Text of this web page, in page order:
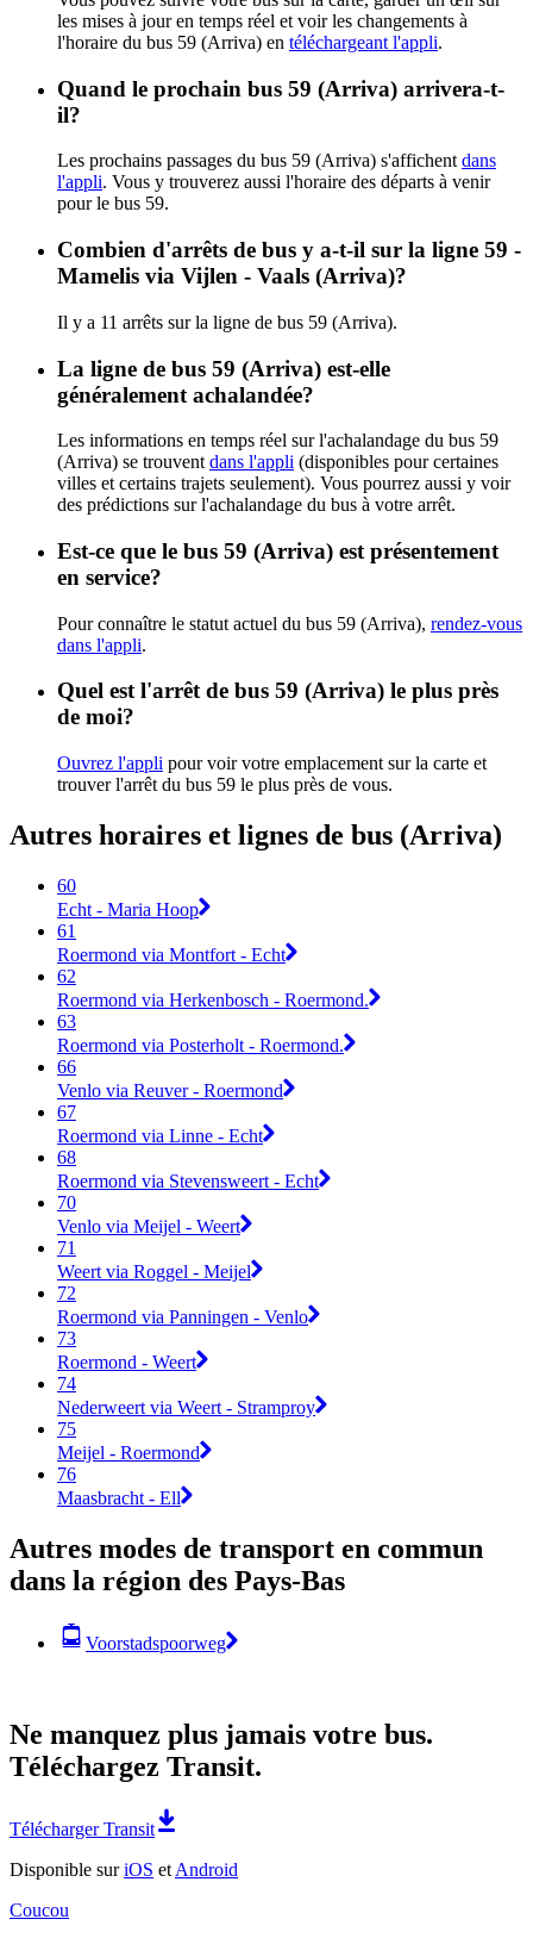
les mises à jour en temps réel et voir les changements à
l'horaire du bus 59 (Arriva) en téléchargeant l'appli.
Quand le prochain bus 59 (Arriva) arrivera-t-
il?
Les prochains passages du bus 59 (Arriva) s'affichent dans
l'appli. Vous y trouverez aussi l'horaire des départs à venir
pour le bus 59.
Combien d'arrêts de bus y a-t-il sur la ligne 59 -
Mamelis via Vijlen - Vaals (Arriva)?
Il y a 11 arrêts sur la ligne de bus 59 (Arriva).
La ligne de bus 59 (Arriva) est-elle
généralement achalandée?
Les informations en temps réel sur l'achalandage du bus 59
(Arriva) se trouvent dans l'appli (disponibles pour certaines
villes et certains trajets seulement). Vous pourrez aussi y voir
des prédictions sur l'achalandage du bus à votre arrêt.
Est-ce que le bus 59 (Arriva) est présentement
en service?
Pour connaître le statut actuel du bus 59 (Arriva), rendez-vous
dans l'appli.
Quel est l'arrêt de bus 59 (Arriva) le plus près
de moi?
Ouvrez l'appli pour voir votre emplacement sur la carte et
trouver l'arrêt du bus 59 le plus près de vous.
Autres horaires et lignes de bus (Arriva)
60
Echt - Maria Hoop
61
Roermond via Montfort - Echt
62
Roermond via Herkenbosch - Roermond.
63
Roermond via Posterholt - Roermond.
66
Venlo via Reuver - Roermond
67
Roermond via Linne - Echt
68
Roermond via Stevensweert - Echt
70
Venlo via Meijel - Weert
71
Weert via Roggel - Meijel
72
Roermond via Panningen - Venlo
73
Roermond - Weert
74
Nederweert via Weert - Stramproy
75
Meijel - Roermond
76
Maasbracht - Ell
Autres modes de transport en commun
dans la région des Pays-Bas
Voorstadspoorweg
Ne manquez plus jamais votre bus.
Téléchargez Transit.
Télécharger Transit
Disponible suriOS et Android
Coucou